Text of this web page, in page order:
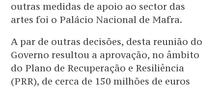
outras medidas de apoio ao sector das
artes foi o Palácio Nacional de Mafra.
A par de outras decisões, desta reunião do
Governo resultou a aprovação, no âmbito
do Plano de Recuperação e Resiliência
(PRR), de cerca de 150 milhões de euros